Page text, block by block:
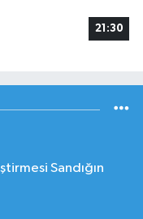
21:30
Sandığın